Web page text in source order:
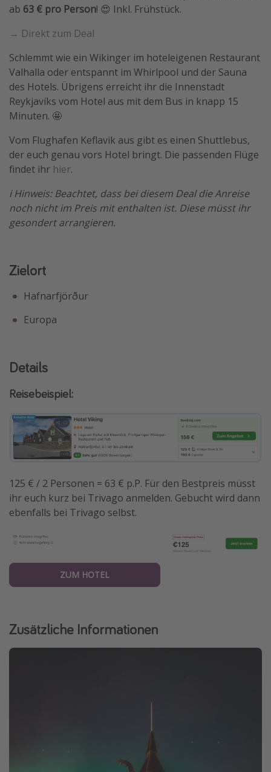
Last Minute Urlaub Mallorca
Last Minute Urlaub Deutschland
ab 63 € pro Person! 😍 Inkl. Frühstück.
→ Direkt zum Deal
Schlemmt wie ein Wikinger im hoteleigenen Restaurant
Valhalla oder entspannt im Whirlpool und der Sauna
des Hotels. Übrigens erreicht ihr die Innenstadt
Reykjavíks vom Hotel aus mit dem Bus in knapp 15
Minuten. 🤩
Vom Flughafen Keflavik aus gibt es einen Shuttlebus,
der euch genau vors Hotel bringt. Die passenden Flüge
findet ihr hier.
ℹ️ Hinweis: Beachtet, dass bei diesem Deal die Anreise
noch nicht im Preis mit enthalten ist. Diese müsst ihr
gesondert arrangieren.
Zielort
Hafnarfjörður
Europa
Details
Reisebeispiel:
125 € / 2 Personen = 63 € p.P. Für den Bestpreis müsst
ihr euch kurz bei Trivago anmelden. Gebucht wird dann
ebenfalls bei Trivago selbst.
ZUM HOTEL
Zusätzliche Informationen